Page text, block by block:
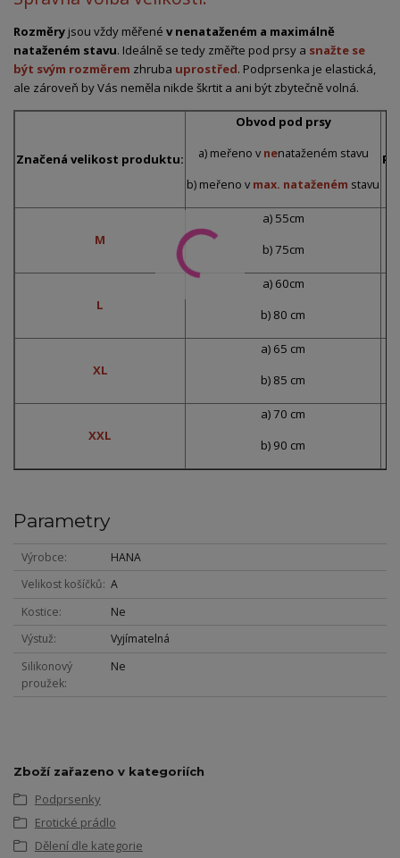
Rozměry jsou vždy měřené v nenataženém a maximálně
nataženém stavu. Ideálně se tedy změřte pod prsy a snažte se
být svým rozměrem zhruba uprostřed. Podprsenka je elastická,
ale zároveň by Vás neměla nikde škrtit a ani být zbytečně volná.
Značená velikost produktu:
Obvod pod prsy
a) meřeno v nenataženém stavu
b) meřeno v max. nataženém stavu
M
a) 55cm
b) 75cm
L
a) 60cm
b) 80 cm
XL
a) 65 cm
b) 85 cm
XXL
a) 70 cm
b) 90 cm
Parametry
Výrobce
HANA
Velikost košíčků A
Kostice
Ne
Výstuž
Vyjímatelná
Silikonový
proužek
Ne
Zboží zařazeno v kategoriích
Podprsenky
Erotické prádlo
Dělení dle kategorie